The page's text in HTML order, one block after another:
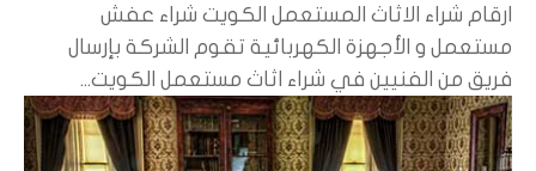
ارقام شراء الاثاث المستعمل الكويت شراء عفش
مستعمل و الأجهزة الكهربائية تقوم الشركة بإرسال
فريق من الفنيين في شراء اثاث مستعمل الكويت...